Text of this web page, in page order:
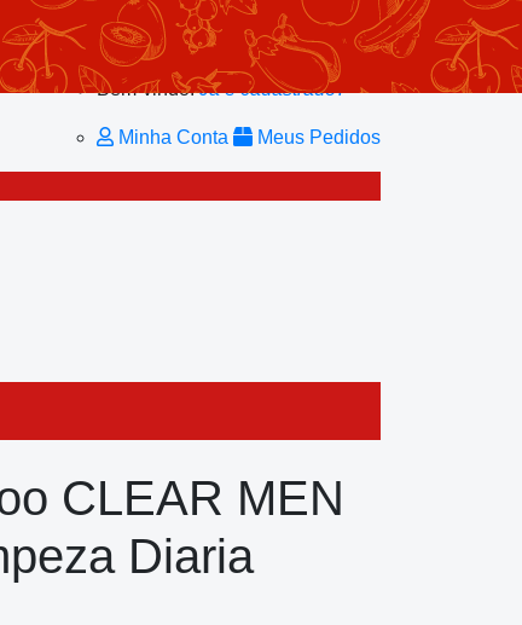
Repetir Pedido
Minha Conta
Bem-vindo!Já é cadastrado?
Minha Conta Meus Pedidos
CLEAR MEN
Diaria